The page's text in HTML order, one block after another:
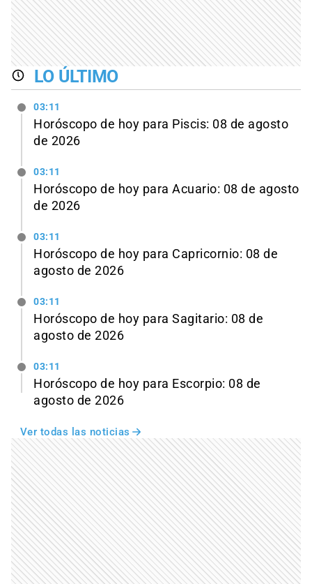
LO ÚLTIMO
03:11
Horóscopo de hoy para Piscis: 08 de agosto
de 2026
03:11
Horóscopo de hoy para Acuario: 08 de agosto
de 2026
03:11
Horóscopo de hoy para Capricornio: 08 de
agosto de 2026
03:11
Horóscopo de hoy para Sagitario: 08 de
agosto de 2026
03:11
Horóscopo de hoy para Escorpio: 08 de
agosto de 2026
Ver todas las noticias